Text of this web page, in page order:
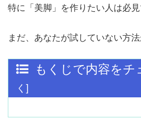
特に「美脚」を作りたい人は必見
まだ、あなたが試していない方法
もくじで内容をチ